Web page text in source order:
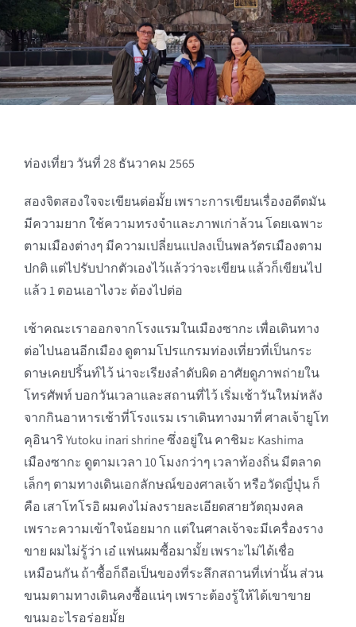
ท่องเที่ยว วันที่ 28 ธันวาคม 2565
สองจิตสองใจจะเขียนต่อมั้ย เพราะการเขียนเรื่องอดีตมัน
มีความยาก ใช้ความทรงจำและภาพเก่าล้วน โดยเฉพาะ
ตามเมืองต่างๆ มีความเปลี่ยนแปลงเป็นพลวัตรเมืองตาม
ปกติ แต่ไปรับปากตัวเองไว้แล้วว่าจะเขียน แล้วก็เขียนไป
แล้ว 1 ตอนเอาไงวะ ต้องไปต่อ
เช้าคณะเราออกจากโรงแรมในเมืองซากะ เพื่อเดินทาง
ต่อไปนอนอีกเมือง ดูตามโปรแกรมท่องเที่ยวที่เป็นกระ
ดาษเคยปริ้นท์ไว้ น่าจะเรียงลำดับผิด อาศัยดูภาพถ่ายใน
โทรศัพท์ บอกวันเวลาและสถานที่ไว้ เริ่มเช้าวันใหม่หลัง
จากกินอาหารเช้าที่โรงแรม เราเดินทางมาที่ ศาลเจ้ายูโท
คุอินาริ Yutoku inari shrine ซึ่งอยู่ใน คาชิมะ Kashima
เมืองซากะ ดูตามเวลา 10 โมงกว่าๆ เวลาท้องถิ่น มีตลาด
เล็กๆ ตามทางเดินเอกลักษณ์ของศาลเจ้า หรือวัดญี่ปุ่น ก็
คือ เสาโทโรอิ ผมคงไม่ลงรายละเอียดสายวัตถุมงคล
เพราะความเข้าใจน้อยมาก แต่ในศาลเจ้าจะมีเครื่องราง
ขาย ผมไม่รู้ว่า เอ๋ แฟนผมซื้อมามั้ย เพราะไม่ได้เชื่อ
เหมือนกัน ถ้าซื้อก็ถือเป็นของที่ระลึกสถานที่เท่านั้น ส่วน
ขนมตามทางเดินคงซื้อแน่ๆ เพราะต้องรู้ให้ได้เขาขาย
ขนมอะไรอร่อยมั้ย